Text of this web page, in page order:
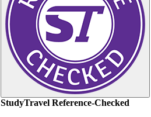
StudyTravel Reference-Checked